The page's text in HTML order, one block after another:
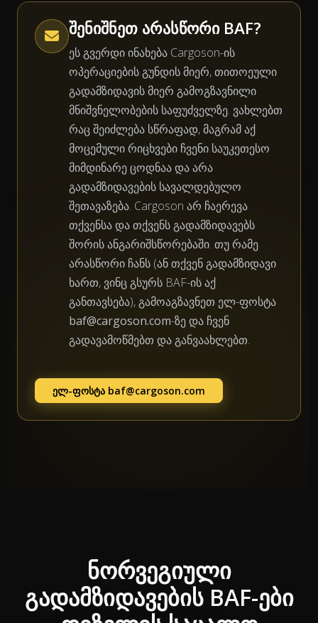
შენიშნეთ არასწორი BAF?
ეს გვერდი ინახება Cargoson-ის
ოპერაციების გუნდის მიერ, თითოეული
გადამზიდავის მიერ გამოგზავნილი
მნიშვნელობების საფუძველზე. ვახლებთ
რაც შეიძლება სწრაფად, მაგრამ აქ
მოცემული რიცხვები ჩვენი საუკეთესო
მიმდინარე ცოდნაა და არა
გადამზიდავების სავალდებულო
შეთავაზება. Cargoson არ ჩაერევა
თქვენსა და თქვენს გადამზიდავებს
შორის ანგარიშსწორებაში. თუ რამე
არასწორი ჩანს (ან თქვენ გადამზიდავი
ხართ, ვინც გსურს BAF-ის აქ
განთავსება), გამოაგზავნეთ ელ-ფოსტა
baf@cargoson.com-ზე და ჩვენ
გადავამოწმებთ და განვაახლებთ.
ელ-ფოსტა baf@cargoson.com
ნორვეგიული
გადამზიდავების BAF-ები